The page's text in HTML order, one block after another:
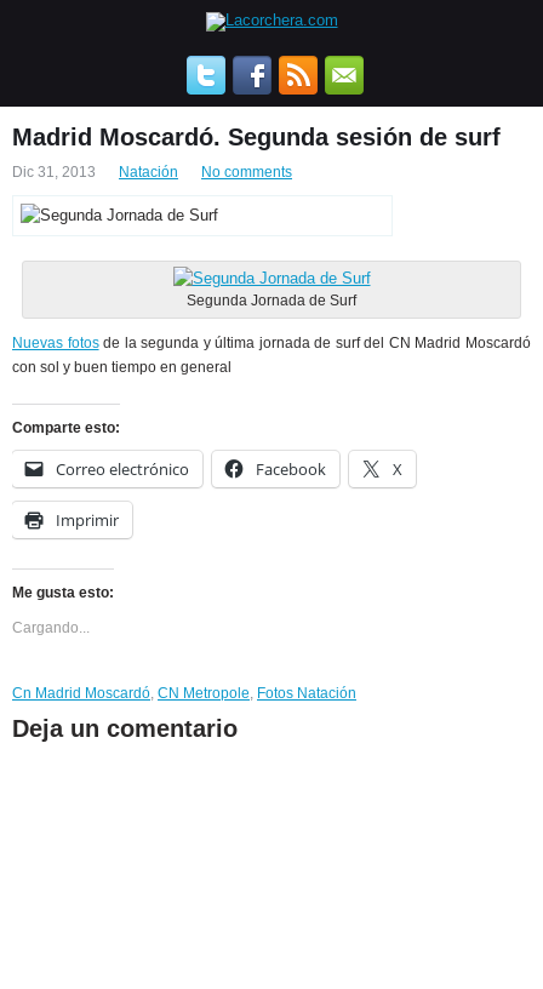
Madrid Moscardó. Segunda sesión de surf
Dic 31, 2013 Natación No comments
Segunda Jornada de Surf
Nuevas fotosde la segunda y última jornada de surf del CN Madrid Moscardó
con sol y buen tiempo en general
Comparte esto:
Correo electrónico Facebook X
Imprimir
Me gusta esto:
Cargando...
Cn Madrid Moscardó, CN Metropole, Fotos Natación
Deja un comentario